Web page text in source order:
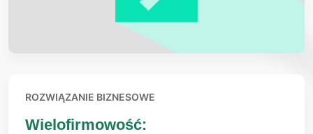
ROZWIĄZANIE BIZNESOWE
Wielofirmowość: